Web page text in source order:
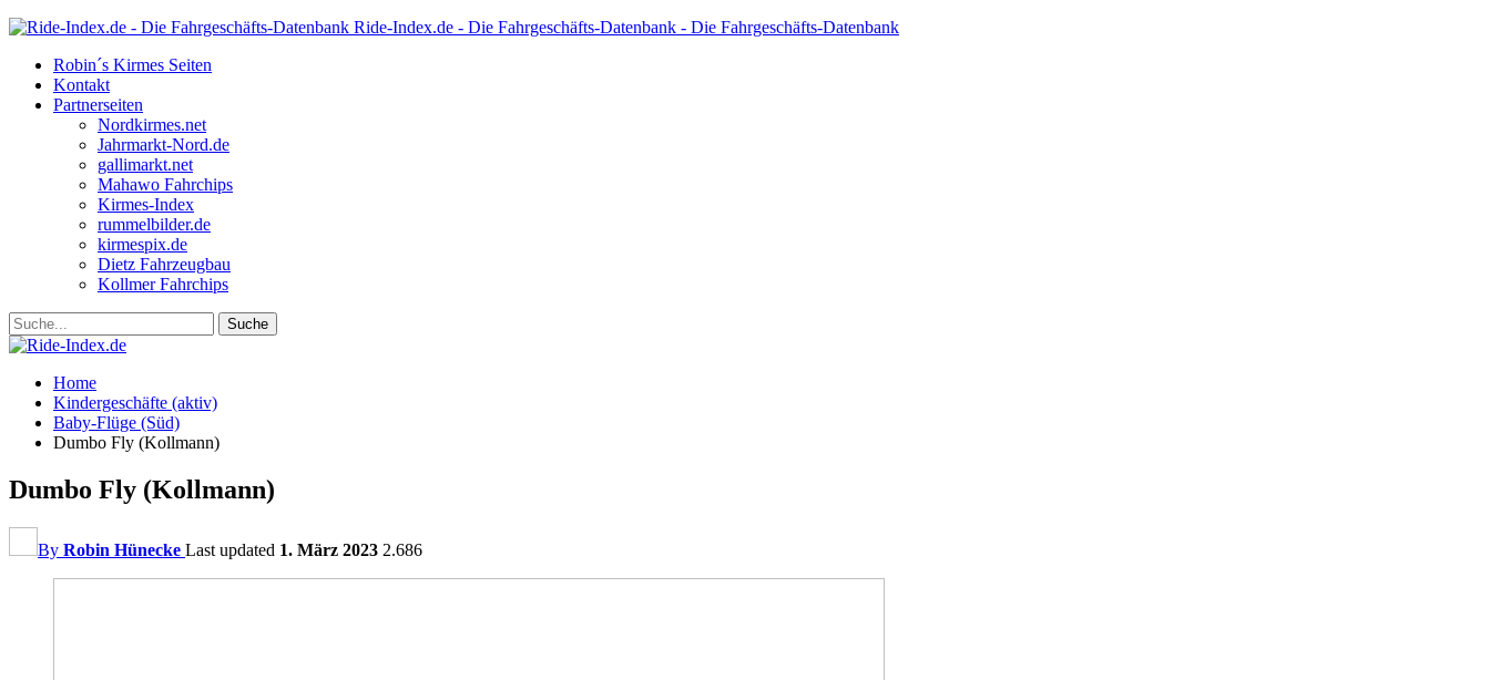
Ride-Index.de - Die Fahrgeschäfts-Datenbank - Die Fahrgeschäfts-Datenbank
Robin´s Kirmes Seiten
Kontakt
Partnerseiten
Nordkirmes.net
Jahrmarkt-Nord.de
gallimarkt.net
Mahawo Fahrchips
Kirmes-Index
rummelbilder.de
kirmespix.de
Dietz Fahrzeugbau
Kollmer Fahrchips
Home
Kindergeschäfte (aktiv)
Baby-Flüge (Süd)
Dumbo Fly (Kollmann)
Dumbo Fly (Kollmann)
By Robin Hünecke Last updated 1. März 2023 2.686